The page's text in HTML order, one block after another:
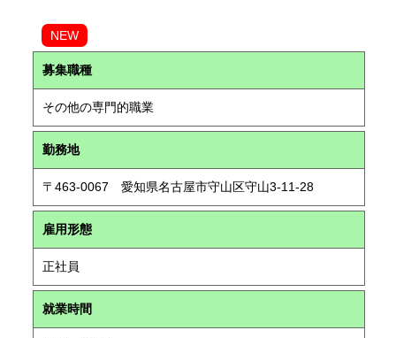
NEW
募集職種
その他の専門的職業
勤務地
〒463-0067 愛知県名古屋市守山区守山3-11-28
雇用形態
正社員
就業時間